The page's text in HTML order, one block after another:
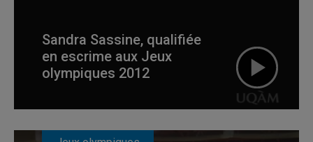
Sandra Sassine, qualifiée
en escrime aux Jeux
olympiques 2012